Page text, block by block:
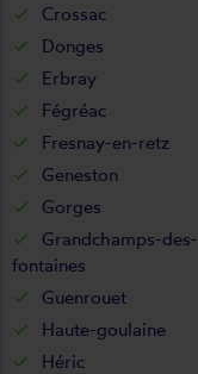
Crossac
Donges
Erbray
Fégréac
Fresnay-en-retz
Geneston
Gorges
Grandchamps-des-
fontaines
Guenrouet
Haute-goulaine
Héric